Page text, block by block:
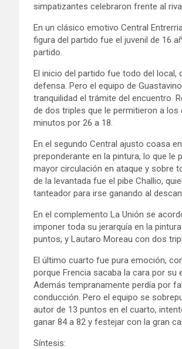
simpatizantes celebraron frente al
En un clásico emotivo Central
figura del partido fue el juvenil de 16
partido.
El inicio del partido fue todo del local,
defensa. Pero el equipo de
tranquilidad el trámite del encuentro.
de dos triples que le permitieron a
minutos por 26 a 18.
En el segundo Central ajusto coasa
preponderante en la pintura, lo que le
mayor circulación en ataque y sobre
de la levantada fue el pibe Challio,
tanteador para irse ganando al
En el complemento La Unión se
imponer toda su jerarquía en la
puntos, y Lautaro Moreau con dos
El último cuarto fue pura emoción,
porque Frencia sacaba la cara por
Además tempranamente perdía por
conducción. Pero el equipo se
autor de 13 puntos en el cuarto,
ganar 84 a 82 y festejar con la gran
Síntesis: